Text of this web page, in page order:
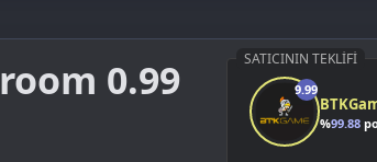
0.99
SATICININ TEKLIFI
9.99
%99.88